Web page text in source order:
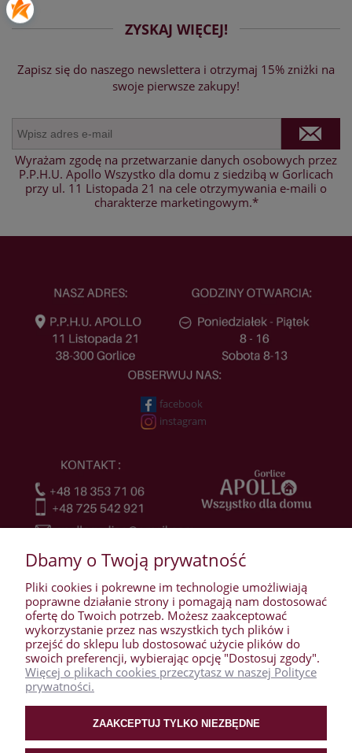
ZYSKAJ WIĘCEJ!
Zapisz się do naszego newslettera i otrzymaj 15% zniżki na
swoje pierwsze zakupy!
Wyrażam zgodę na przetwarzanie danych osobowych przez
P.P.H.U. Apollo Wszystko dla domu z siedzibą w Gorlicach
przy ul. 11 Listopada 21 na cele otrzymywania e-maili o
charakterze marketingowym.*
facebook
instagram
WARUNKI ZAKUPÓW
PŁATNOŚCI I DOSTAWA
Dbamy o Twoją prywatność
Pliki cookies i pokrewne im technologie umożliwiają
poprawne działanie strony i pomagają nam dostosować
ofertę do Twoich potrzeb. Możesz zaakceptować
wykorzystanie przez nas wszystkich tych plików i
przejść do sklepu lub dostosować użycie plików do
swoich preferencji, wybierając opcję "Dostosuj zgody".
Więcej o plikach cookies przeczytasz w naszej Polityce
prywatności.
ZAAKCEPTUJ TYLKO NIEZBĘDNE